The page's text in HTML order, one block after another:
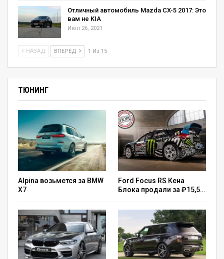
Отличный автомобиль Mazda CX-5 2017: Это
вам не KIA
Июл 26, 2021
НАЗАД ВПЕРЁД 1 Из 15
ТЮНИНГ
Alpina возьмется за BMW
X7
Ford Focus RS Кена
Блока продали за ₽15,5…